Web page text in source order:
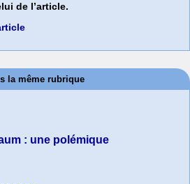
de l’article.
la même rubrique
: une polémique